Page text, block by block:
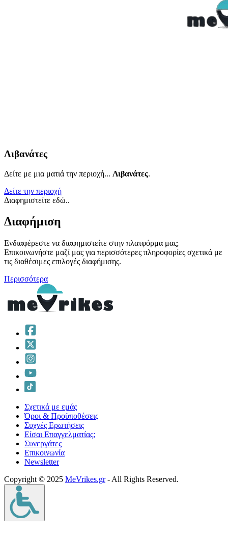
Λιβανάτες
Δείτε με μια ματιά την περιοχή... Λιβανάτες.
Δείτε την περιοχή
Διαφημιστείτε εδώ..
Διαφήμιση
Ενδιαφέρεστε να διαφημιστείτε στην πλατφόρμα μας;
Επικοινωνήστε μαζί μας για περισσότερες πληροφορίες σχετικά με
τις διαθέσιμες επιλογές διαφήμισης.
Περισσότερα
Σχετικά με εμάς
Όροι & Προϋποθέσεις
Συχνές Ερωτήσεις
Είσαι Επαγγελματίας;
Συνεργάτες
Επικοινωνία
Νewsletter
Copyright © 2025 MeVrikes.gr- All Rights Reserved.